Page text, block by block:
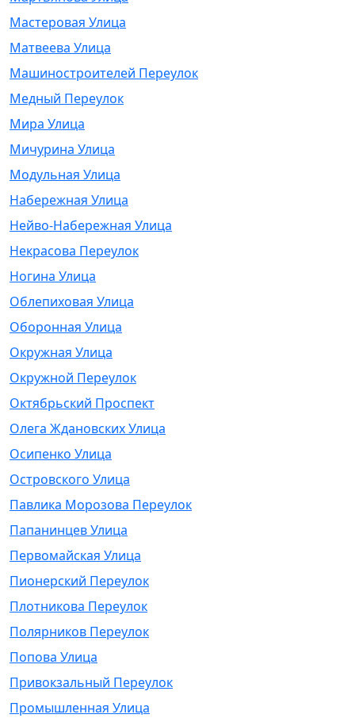
Мастеровая Улица
Матвеева Улица
Машиностроителей Переулок
Медный Переулок
Мира Улица
Мичурина Улица
Модульная Улица
Набережная Улица
Нейво-Набережная Улица
Некрасова Переулок
Ногина Улица
Облепиховая Улица
Оборонная Улица
Окружная Улица
Окружной Переулок
Октябрьский Проспект
Олега Ждановских Улица
Осипенко Улица
Островского Улица
Павлика Морозова Переулок
Папанинцев Улица
Первомайская Улица
Пионерский Переулок
Плотникова Переулок
Полярников Переулок
Попова Улица
Привокзальный Переулок
Промышленная Улица